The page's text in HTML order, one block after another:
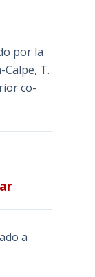
por la
Calpe, T.
co-
a